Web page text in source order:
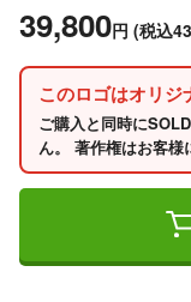
39,800円 (税込
このロゴはオリジ
ご購入と同時に
ん。 著作権はお客様